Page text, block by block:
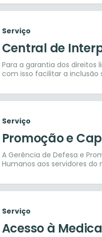
Serviço
Central de
Para a garantia dos
com isso facilitar a inclusão
Serviço
Promoção e
A Gerência de Defesa e
Humanos aos servidores
Serviço
Acesso à